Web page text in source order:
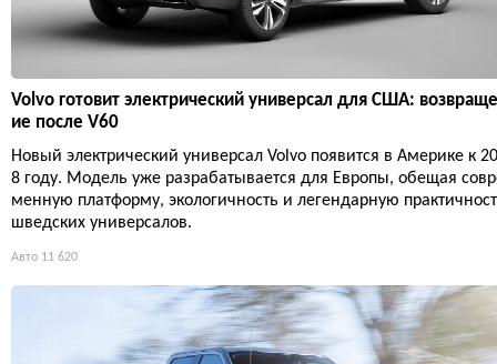
Volvo готовит электрический универсал для США:
ие после V60
Новый электрический универсал Volvo появится в Америке к
8 году. Модель уже разрабатывается для Европы, обещая
менную платформу, экологичность и легендарную
шведских универсалов.
Авто 11 620